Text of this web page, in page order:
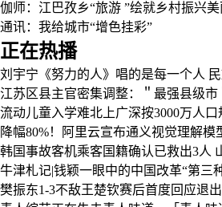
伽师：江巴孜乡“旅游 ”绘就乡村振兴
通讯：我给城市“增色挂彩”
正在热播
刘宇宁《努力的人》唱的是每一个人
江苏区县主官密集调整：＂最强县级
流动儿童入学难北上广深按3000万人口
降幅80%！阿里云宣布通义视觉理解模
韩国事故客机乘客国籍确认已救出3人
牛津札记|钱颖一眼中的中国改革“第三
樊振东1-3不敌王楚钦赛后首度回应退